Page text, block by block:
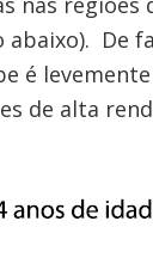
abaixo). De
é
de alta